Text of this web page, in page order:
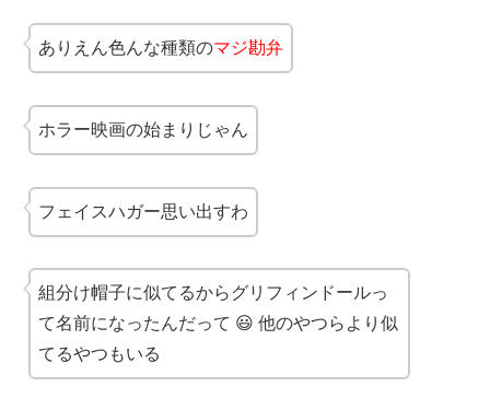
ありえん色んな種類のマジ勘弁
ホラー映画の始まりじゃん
フェイスハガー思い出すわ
組分け帽子に似てるからグリフィンドールっ
て名前になったんだって 😃 他のやつらより似
てるやつもいる